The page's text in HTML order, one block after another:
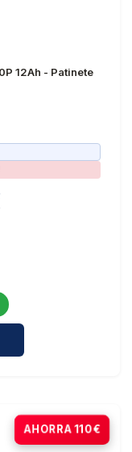
12Ah - Patinete
para RedBull Racing
AHORRA 110€
-20%